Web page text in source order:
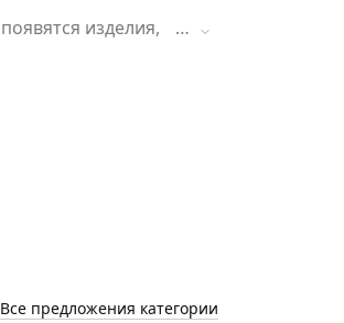
Все предложения категории